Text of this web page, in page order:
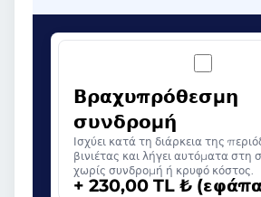
Βραχυπρόθεσμη
συνδρομή
Ισχύει κατά τη διάρκεια της
βινιέτας και λήγει αυτόματα στη
χωρίς συνδρομή ή κρυφό κόστος.
+ 230,00 TL ₺